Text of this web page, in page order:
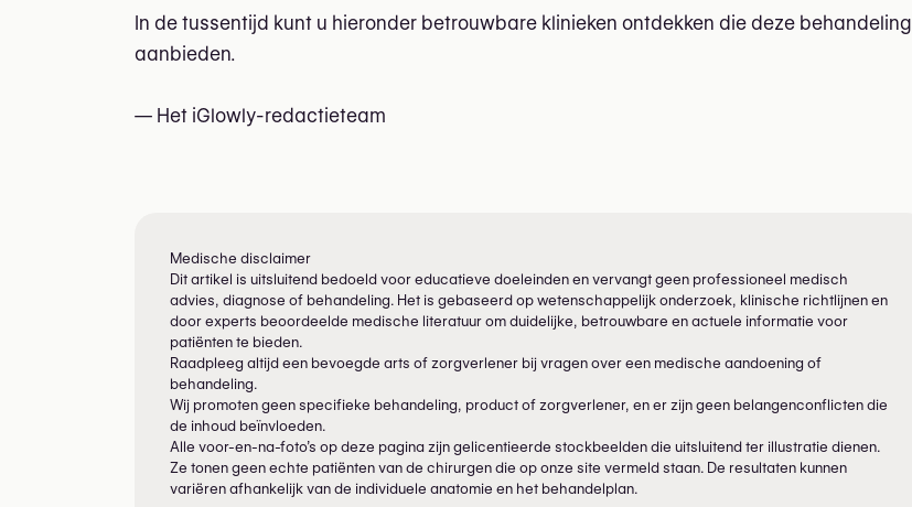
In de tussentijd kunt u hieronder betrouwbare klinieken ontdekken die deze behandeling
aanbieden.
— Het iGlowly-redactieteam
Medische disclaimer
Dit artikel is uitsluitend bedoeld voor educatieve doeleinden en vervangt geen professioneel medisch
advies, diagnose of behandeling. Het is gebaseerd op wetenschappelijk onderzoek, klinische richtlijnen en
door experts beoordeelde medische literatuur om duidelijke, betrouwbare en actuele informatie voor
patiënten te bieden.
Raadpleeg altijd een bevoegde arts of zorgverlener bij vragen over een medische aandoening of
behandeling.
Wij promoten geen specifieke behandeling, product of zorgverlener, en er zijn geen belangenconflicten die
de inhoud beïnvloeden.
Alle voor-en-na-foto’s op deze pagina zijn gelicentieerde stockbeelden die uitsluitend ter illustratie dienen.
Ze tonen geen echte patiënten van de chirurgen die op onze site vermeld staan. De resultaten kunnen
variëren afhankelijk van de individuele anatomie en het behandelplan.